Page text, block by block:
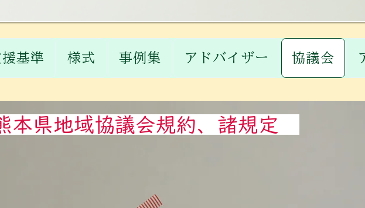
援基準 様式 事例集 アドバイザー 協議会
本県地域協議会規約、諸規定